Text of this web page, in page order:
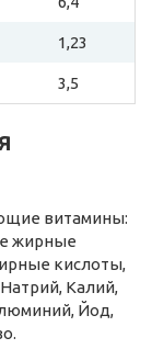
1,23
3,5
витамины:
жирные
кислоты,
Калий,
Йод,